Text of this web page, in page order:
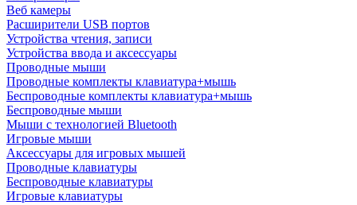
Веб камеры
Расширители USB портов
Устройства чтения, записи
Устройства ввода и аксессуары
Проводные мыши
Проводные комплекты клавиатура+мышь
Беспроводные комплекты клавиатура+мышь
Беспроводные мыши
Мыши с технологией Bluetooth
Игровые мыши
Аксессуары для игровых мышей
Проводные клавиатуры
Беспроводные клавиатуры
Игровые клавиатуры